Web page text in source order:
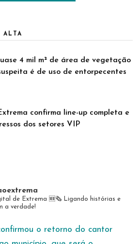
ALTA
4 mil m² de área de vegetação
é de uso de entorpecentes
confirma line-up completa e
dos setores VIP
de Extrema 🆕️🗞 Ligando histórias e
a verdade!